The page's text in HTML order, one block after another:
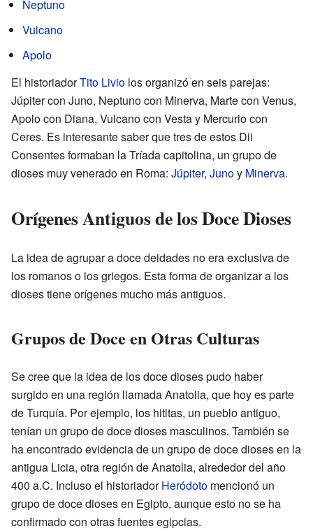
Neptuno
Vulcano
Apolo
El historiadorTito Livio los organizó en seis parejas:
Júpiter con Juno, Neptuno con Minerva, Marte con Venus,
Apolo con Diana, Vulcano con Vesta y Mercurio con
Ceres. Es interesante saber que tres de estos Dii
Consentes formaban la Tríada capitolina, un grupo de
dioses muy venerado en Roma: Júpiter, Junoy Minerva.
Orígenes Antiguos de los Doce Dioses
La idea de agrupar a doce deidades no era exclusiva de
los romanos o los griegos. Esta forma de organizar a los
dioses tiene orígenes mucho más antiguos.
Grupos de Doce en Otras Culturas
Se cree que la idea de los doce dioses pudo haber
surgido en una región llamada Anatolia, que hoy es parte
de Turquía. Por ejemplo, los hititas, un pueblo antiguo,
tenían un grupo de doce dioses masculinos. También se
ha encontrado evidencia de un grupo de doce dioses en la
antigua Licia, otra región de Anatolia, alrededor del año
400 a.C. Incluso el historiadorHeródoto mencionó un
grupo de doce dioses en Egipto, aunque esto no se ha
confirmado con otras fuentes egipcias.